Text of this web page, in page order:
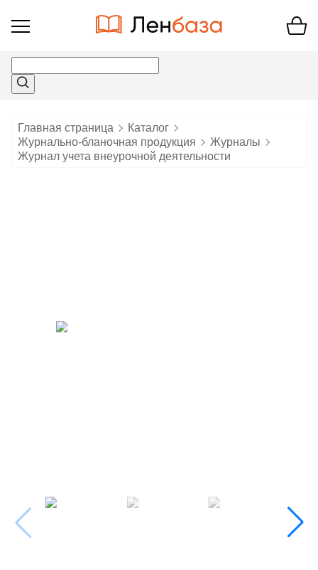
Открыть
Главная страница
Каталог
Журнально-бланочная продукция
Журналы
Журнал учета внеурочной деятельности